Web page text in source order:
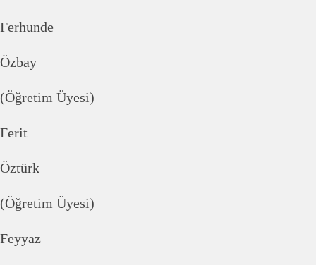
Ferhunde
Özbay
(Öğretim Üyesi)
Ferit
Öztürk
(Öğretim Üyesi)
Feyyaz